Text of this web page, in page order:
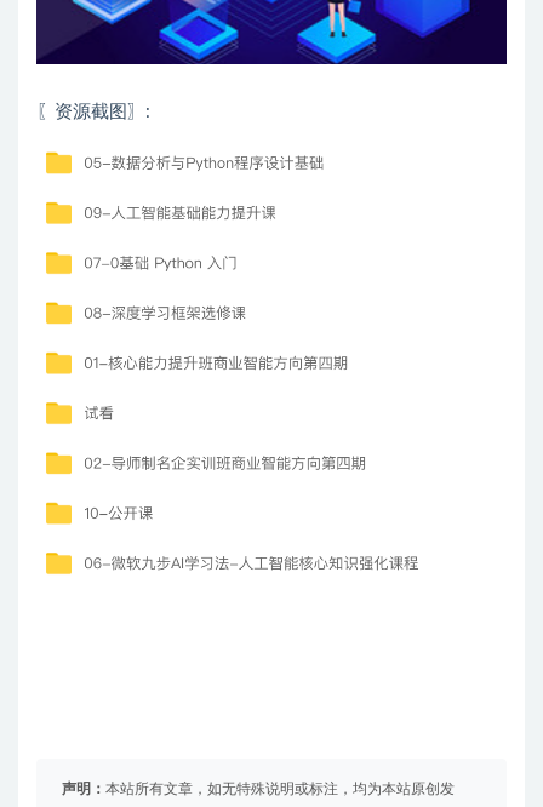
〖资源截图〗:
声明： 本站所有文章，如无特殊说明或标注，均为本站原创发